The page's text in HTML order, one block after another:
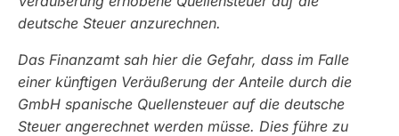
deutsche Steuer anzurechnen.
Das Finanzamt sah hier die Gefahr, dass im Falle
einer künftigen Veräußerung der Anteile durch die
GmbH spanische Quellensteuer auf die deutsche
Steuer angerechnet werden müsse. Dies führe zu